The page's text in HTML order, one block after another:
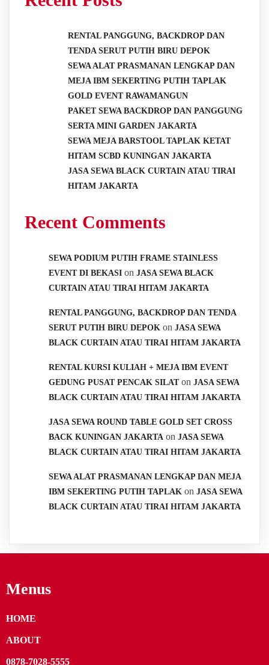
RENTAL PANGGUNG, BACKDROP DAN
TENDA SERUT PUTIH BIRU DEPOK
SEWA ALAT PRASMANAN LENGKAP DAN
MEJA IBM SEKERTING PUTIH TAPLAK
GOLD EVENT RAWAMANGUN
PAKET SEWA BACKDROP DAN PANGGUNG
SERTA MINI GARDEN JAKARTA
SEWA MEJA BARSTOOL TAPLAK KETAT
HITAM SCBD KUNINGAN JAKARTA
JASA SEWA BLACK CURTAIN ATAU TIRAI
HITAM JAKARTA
Recent Comments
SEWA PODIUM PUTIH FRAME STAINLESS
EVENT DI BEKASI on JASA SEWA BLACK
CURTAIN ATAU TIRAI HITAM JAKARTA
RENTAL PANGGUNG, BACKDROP DAN TENDA
SERUT PUTIH BIRU DEPOK on JASA SEWA
BLACK CURTAIN ATAU TIRAI HITAM JAKARTA
RENTAL KURSI KULIAH + MEJA IBM EVENT
GEDUNG PUSAT PENCAK SILATon JASA SEWA
BLACK CURTAIN ATAU TIRAI HITAM JAKARTA
JASA SEWA ROUND TABLE GOLD SET CROSS
BACK KUNINGAN JAKARTA on JASA SEWA
BLACK CURTAIN ATAU TIRAI HITAM JAKARTA
SEWA ALAT PRASMANAN LENGKAP DAN MEJA
IBM SEKERTING PUTIH TAPLAK on JASA SEWA
BLACK CURTAIN ATAU TIRAI HITAM JAKARTA
Menus
HOME
ABOUT
0878-7028-5555